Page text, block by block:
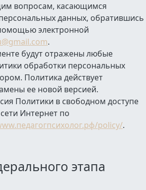
вопросам, касающимся
данных, обратившись
электронной
.
будут отражены любые
обработки персональных
Политика действует
ее новой версией.
Политики в свободном доступе
Интернет по
/policy/.
этапа